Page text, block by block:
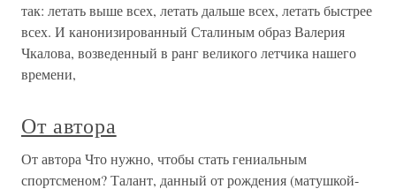
так: летать выше всех, летать дальше всех, летать быстрее
всех. И канонизированный Сталиным образ Валерия
Чкалова, возведенный в ранг великого летчика нашего
времени,
От автора
От автора Что нужно, чтобы стать гениальным
спортсменом? Талант, данный от рождения (матушкой-